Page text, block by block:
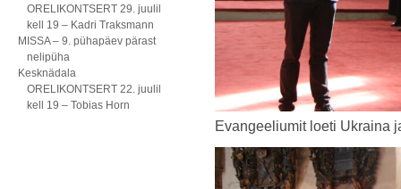
ORELIKONTSERT 29. juulil
kell 19 – Kadri Traksmann
MISSA – 9. pühapäev pärast
nelipüha
Kesknädala
ORELIKONTSERT 22. juulil
kell 19 – Tobias Horn
Evangeeliumit loeti Ukraina